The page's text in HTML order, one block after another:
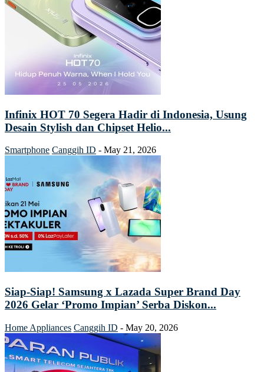
Infinix HOT 70 Segera Hadir di Indonesia, Usung
Desain Stylish dan Chipset Helio...
Smartphone Canggih ID - May 21, 2026
Siap-Siap! Samsung x Lazada Super Brand Day
2026 Gelar ‘Promo Impian’ Serba Diskon...
Home Appliances Canggih ID - May 20, 2026